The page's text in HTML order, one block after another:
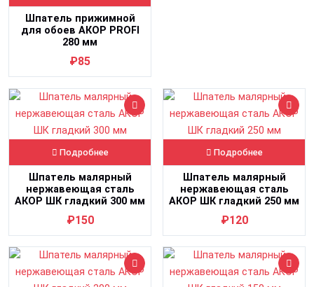
Шпатель прижимной
для обоев АКОР PROFI
280 мм
₽85
Подробнее
Шпатель малярный
нержавеющая сталь
АКОР ШК гладкий 300 мм
₽150
Подробнее
Шпатель малярный
нержавеющая сталь
АКОР ШК гладкий 250 мм
₽120